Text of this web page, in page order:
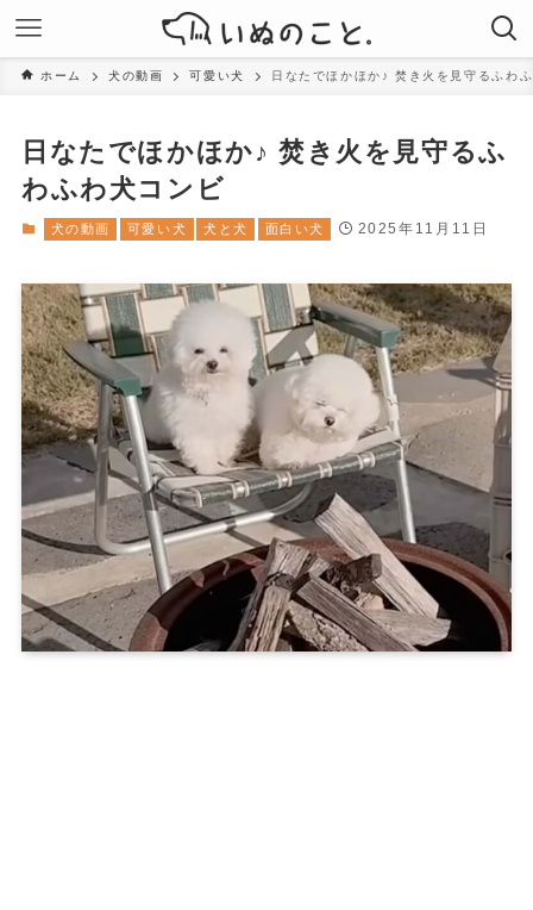
ホーム 犬の動画 可愛い犬 日なたでほかほか♪ 焚き火を見守るふわ
日なたでほかほか♪ 焚き火を見守るふ
わふわ犬コンビ
犬の動画 可愛い犬 犬と犬 面白い犬 2025年11月11日